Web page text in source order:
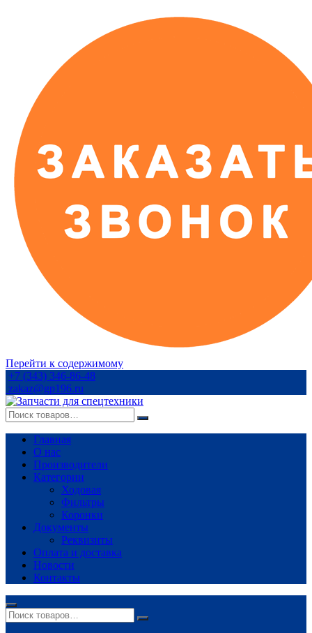
Перейти к содержимому
+7 (343) 346-86-48
zakaz@gp196.ru
Главная
О нас
Производители
Категории
Ходовая
Фильтры
Коронки
Документы
Реквизиты
Оплата и доставка
Новости
Контакты